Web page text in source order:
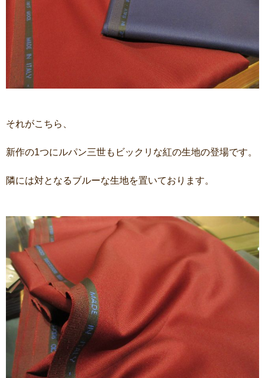
それがこちら、
新作の1つにルパン三世もビックリな紅の生地の登場です。
隣には対となるブルーな生地を置いております。